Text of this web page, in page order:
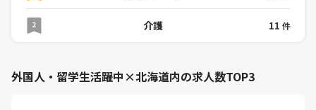
介護 11 件
外国人・留学生活躍中×北海道内の求人数TOP3